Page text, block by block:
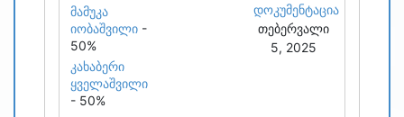
მამუკა
იობაშვილი -
50%
კახაბერი
ყველაშვილი
- 50%
დოკუმენტაცია
თებერვალი
5, 2025